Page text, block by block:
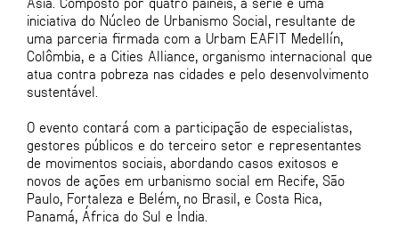
iniciativa do Núcleo de Urbanismo Social, resultante de
uma parceria firmada com a Urbam EAFIT Medellín,
Colômbia, e a Cities Alliance, organismo internacional que
atua contra pobreza nas cidades e pelo desenvolvimento
sustentável.
O evento contará com a participação de especialistas,
gestores públicos e do terceiro setor e representantes
de movimentos sociais, abordando casos exitosos e
novos de ações em urbanismo social em Recife, São
Paulo, Fortaleza e Belém, no Brasil, e Costa Rica,
Panamá, África do Sul e Índia.